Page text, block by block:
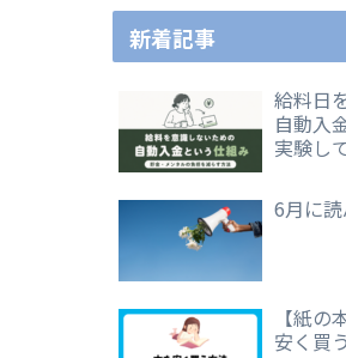
新着記事
給料日
自動入
実験し
6月に
【紙の
安く買